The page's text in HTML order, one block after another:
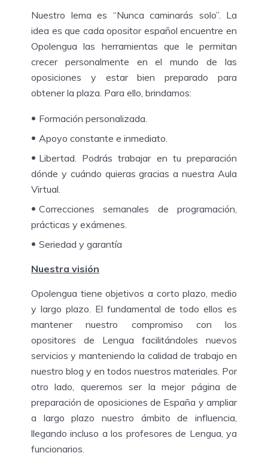
Nuestro lema es “Nunca caminarás solo”. La
idea es que cada opositor español encuentre en
Opolengua las herramientas que le permitan
crecer personalmente en el mundo de las
oposiciones y estar bien preparado para
obtener la plaza. Para ello, brindamos:
Formación personalizada.
Apoyo constante e inmediato.
Libertad. Podrás trabajar en tu preparación
dónde y cuándo quieras gracias a nuestra Aula
Virtual.
Correcciones semanales de programación,
prácticas y exámenes.
Seriedad y garantía
Nuestra visión
Opolengua tiene objetivos a corto plazo, medio
y largo plazo. El fundamental de todo ellos es
mantener nuestro compromiso con los
opositores de Lengua facilitándoles nuevos
servicios y manteniendo la calidad de trabajo en
nuestro blog y en todos nuestros materiales. Por
otro lado, queremos ser la mejor página de
preparación de oposiciones de España y ampliar
a largo plazo nuestro ámbito de influencia,
llegando incluso a los profesores de Lengua, ya
funcionarios.